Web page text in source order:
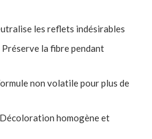
les reflets indésirables
la fibre pendant
non volatile pour plus de
homogène et